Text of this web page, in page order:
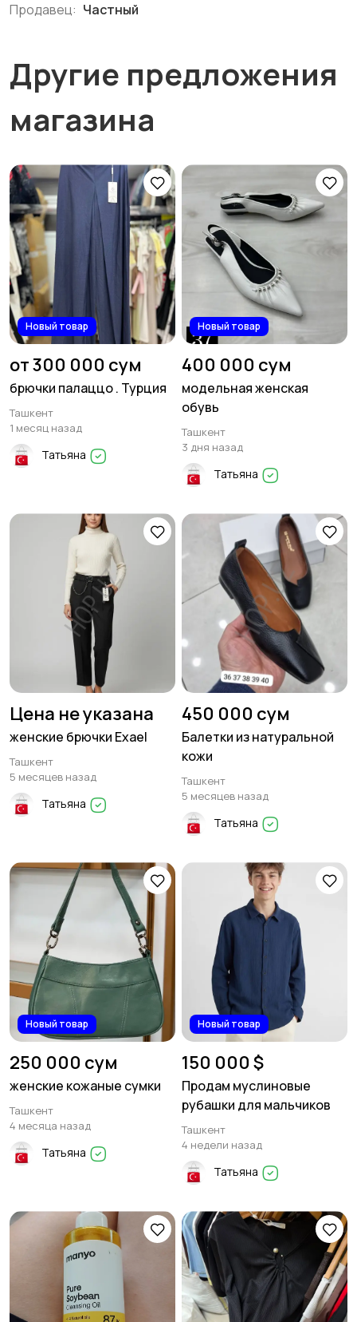
Продавец: Частный
Другие предложения
магазина
Новый товар
от 300 000 сум
брючки палаццо . Турция
Ташкент
1 месяц назад
Татьяна
Новый товар
400 000 сум
модельная женская
обувь
Ташкент
3 дня назад
Татьяна
Цена не указана
женские брючки Exael
Ташкент
5 месяцев назад
Татьяна
450 000 сум
Балетки из натуральной
кожи
Ташкент
5 месяцев назад
Татьяна
Новый товар
250 000 сум
женские кожаные сумки
Ташкент
4 месяца назад
Татьяна
Новый товар
150 000 $
Продам муслиновые
рубашки для мальчиков
Ташкент
4 недели назад
Татьяна